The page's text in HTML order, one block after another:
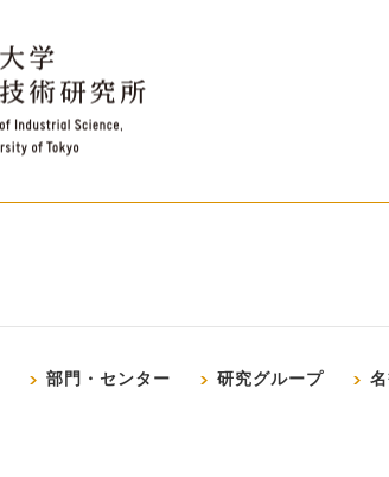
部門・センター 研究グループ